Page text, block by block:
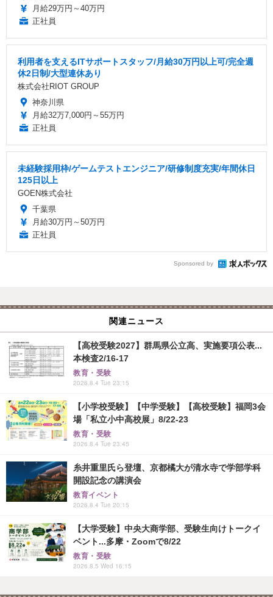
月給29万円～40万円
正社員
利用者を支えるITサポートスタッフ/月給30万円以上可/完全週
休2日制/大型連休あり
株式会社RIOT GROUP
神奈川県
月給32万7,000円～55万円
正社員
未経験採用枠/ゲームテストエンジニア/研修制度充実/年間休日
125日以上
GOEN株式会社
千葉県
月給30万円～50万円
正社員
Sponsored by
関連ニュース
【高校受験2027】群馬県公立高、実施要項公表...
本検査2/16-17
教育・受験
2026.8.4 Tue 23:15
【小学校受験】【中学受験】【高校受験】福岡3会
場「私立小中高校展」8/22-23
教育・受験
2026.8.4 Tue 23:45
糸井重里氏ら登壇、京都橘大が清水寺で学部学科
開設記念の講演会
教育イベント
2026.8.4 Tue 20:15
【大学受験】中央大商学部、受験生向けトークイ
ベント...多摩・Zoomで8/22
教育・受験
2026.8.5 Wed 16:15